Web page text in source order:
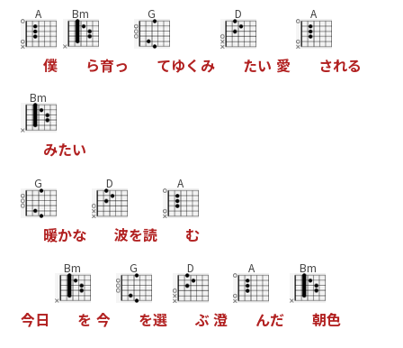
A
僕
Bm
ら育っ
G
てゆく み
D
たい 愛
A
される
Bm
みたい
G
暖かな
D
波を読
A
む
今日
Bm
を 今
G
を選
D
ぶ 澄
A
んだ
Bm
朝色